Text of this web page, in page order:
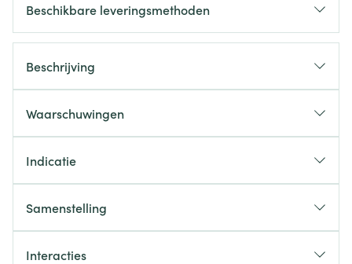
Beschikbare leveringsmethoden
Beschrijving
Waarschuwingen
Indicatie
Samenstelling
Interacties